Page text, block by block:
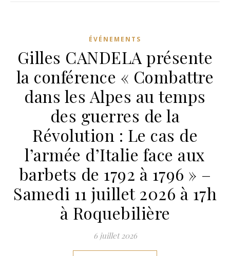
ÉVÉNEMENTS
Gilles CANDELA présente
la conférence « Combattre
dans les Alpes au temps
des guerres de la
Révolution : Le cas de
l’armée d’Italie face aux
barbets de 1792 à 1796 » –
Samedi 11 juillet 2026 à 17h
à Roquebilière
6 juillet 2026